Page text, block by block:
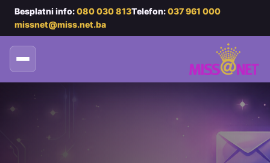
Besplatni info:080 030 813Telefon:037 961 000
missnet@miss.net.ba